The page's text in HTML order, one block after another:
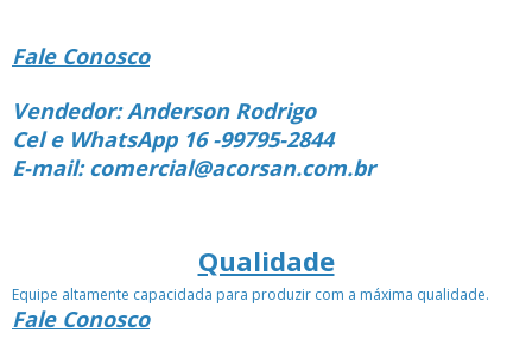
Fale Conosco
Vendedor: Anderson Rodrigo
Cel e WhatsApp 16 -99795-2844
E-mail: comercial@acorsan.com.br
Qualidade
Equipe altamente capacidada para produzir com a máxima qualidade.
Fale Conosco